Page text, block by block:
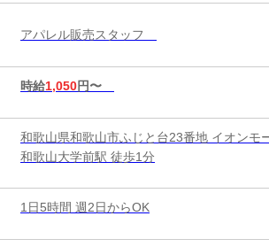
アパレル販売スタッフ
時給1,050円〜
和歌山県和歌山市ふじと台23番地 イオンモ
和歌山大学前駅 徒歩1分
1日5時間 週2日からOK